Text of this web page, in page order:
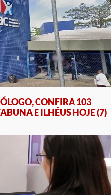
CONFIRA 103
E ILHÉUS HOJE (7)